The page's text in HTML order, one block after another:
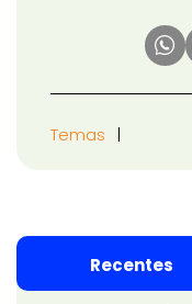
Temas
Recentes